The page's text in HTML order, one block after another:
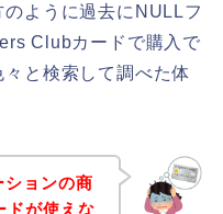
ように過去にNULLフ
Clubカードで購入で
と検索して調べた体
ョンの商
が使えな